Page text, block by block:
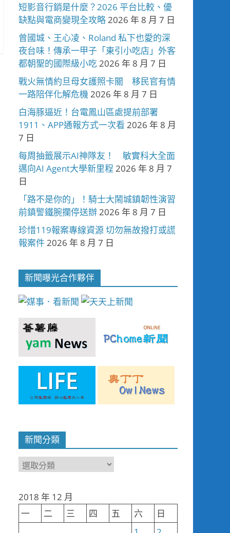
短影音行銷是什麼？2026 平台比較、優
缺點與電商變現全攻略2026 年 8 月 7 日
曾國城、王心凌、Roland 私下也愛的深
夜台味！傳承一甲子「東引小吃店」外客
都朝聖的國際級小吃2026 年 8 月 7 日
戰火無情約旦母女護照卡關 移民官有情
一路陪伴化解危機2026 年 8 月 7 日
白海豚逼近！台電鳳山區處提前部署
1911、APP通報方式一次看 2026 年 8 月
7 日
每周抽籤展示AI神隊友！ 敏實科大全面
邁向AI Agent大學新里程 2026 年 8 月 7
日
「路不是你的」！騎士大鬧城鎮韌性演習
前鎮警鐵腕攔停送辦2026 年 8 月 7 日
珍惜119報案專線資源 切勿無故撥打或謊
報案件2026 年 8 月 7 日
新聞曝光合作夥伴
新聞分類
新
類
2018 年 12 月
一
二 三 四 五 六
日